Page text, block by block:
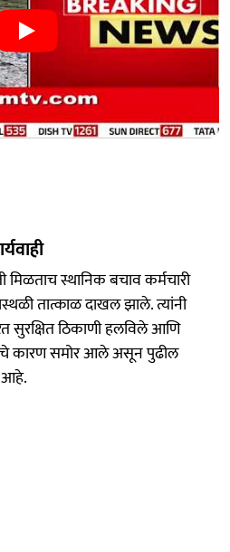
मिळताच स्थानिक बचाव कर्मचारी
तात्काळ दाखल झाले. त्यांनी
सुरक्षित ठिकाणी हलविले आणि
कारण समोर आले असून पुढील